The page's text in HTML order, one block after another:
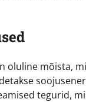
oluline mõista,
tegurid,